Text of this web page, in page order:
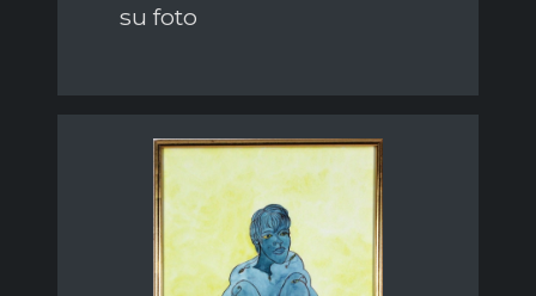
su foto